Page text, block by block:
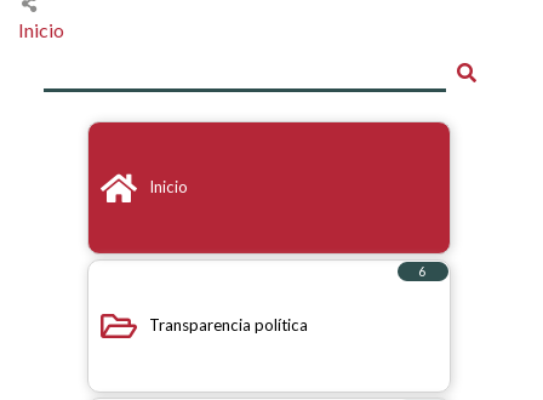
Inicio
Inicio
6
Transparencia política